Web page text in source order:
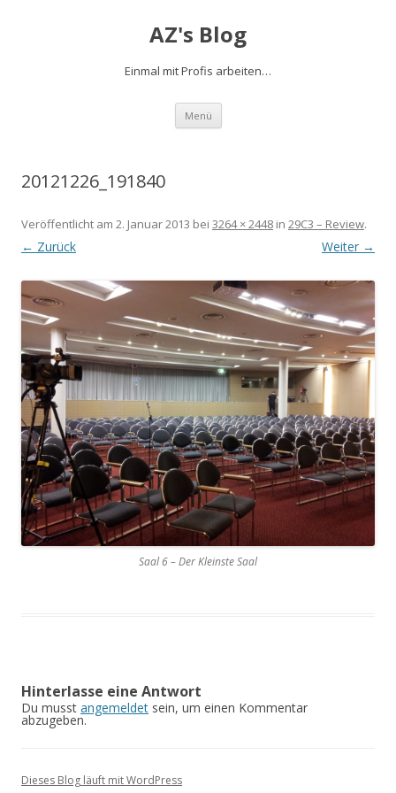
AZ's Blog
Einmal mit Profis arbeiten…
Menü Zum Inhalt springen
20121226_191840
Veröffentlicht am 2. Januar 2013 bei 3264 × 2448 in 29C3 – Review.
← Zurück Weiter →
Saal 6 – Der Kleinste Saal
Hinterlasse eine Antwort
Du musst angemeldet sein, um einen Kommentar
abzugeben.
Dieses Blog läuft mit WordPress